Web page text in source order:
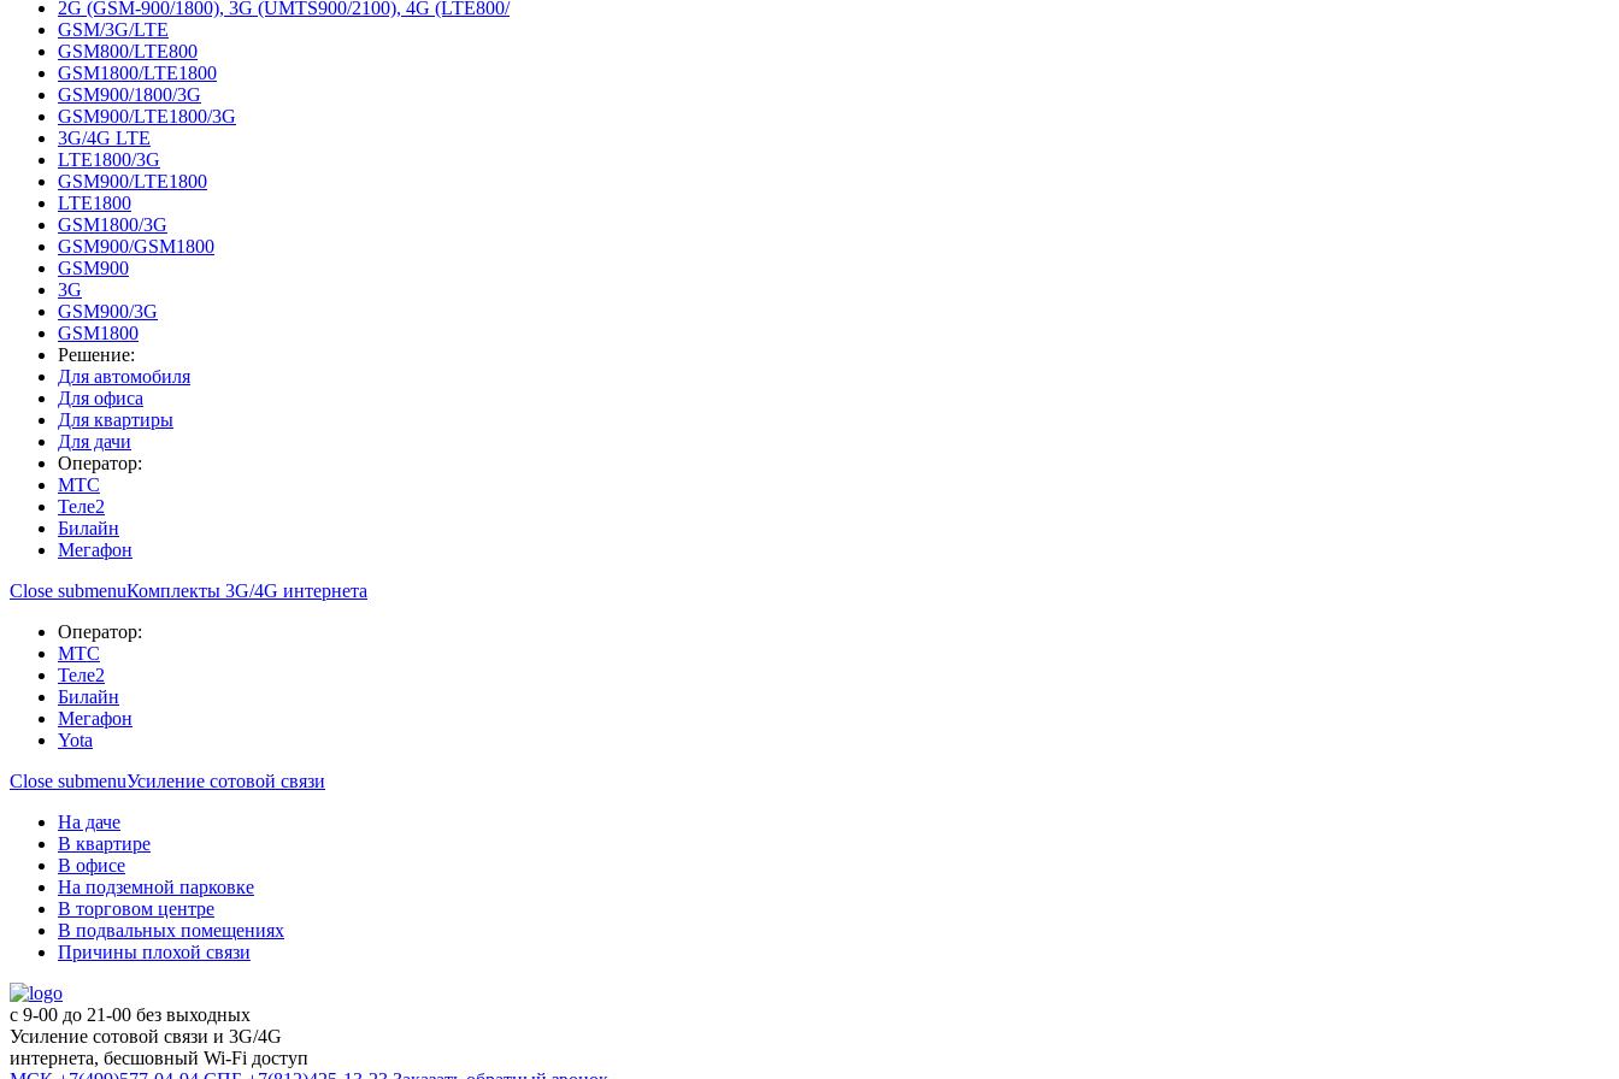
2G (GSM-900/1800), 3G (UMTS900/2100), 4G (LTE800/
GSM/3G/LTE
GSM800/LTE800
GSM1800/LTE1800
GSM900/1800/3G
GSM900/LTE1800/3G
3G/4G LTE
LTE1800/3G
GSM900/LTE1800
LTE1800
GSM1800/3G
GSM900/GSM1800
GSM900
3G
GSM900/3G
GSM1800
Решение:
Для автомобиля
Для офиса
Для квартиры
Для дачи
Оператор:
МТС
Теле2
Билайн
Мегафон
Close submenuКомплекты 3G/4G интернета
Оператор:
МТС
Теле2
Билайн
Мегафон
Yota
Close submenuУсиление сотовой связи
На даче
В квартире
В офисе
На подземной парковке
В торговом центре
В подвальных помещениях
Причины плохой связи
с 9-00 до 21-00 без выходных
Усиление сотовой связи и 3G/4G
интернета, бесшовный Wi-Fi доступ